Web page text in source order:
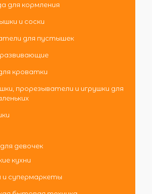
для кормления
и соски
для пустышек
кроватки
прорезыватели и игрушки для
девочек
кухни
и супермаркеты